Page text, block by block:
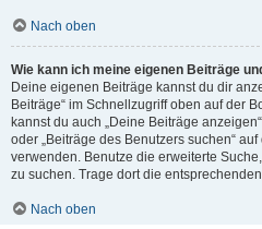
Nach oben
Wie kann ich meine eigenen Beiträge
Deine eigenen Beiträge kannst du dir
Beiträge“ im Schnellzugriff oben auf der
kannst du auch „Deine Beiträge
oder „Beiträge des Benutzers suchen“
verwenden. Benutze die erweiterte
zu suchen. Trage dort die
Nach oben